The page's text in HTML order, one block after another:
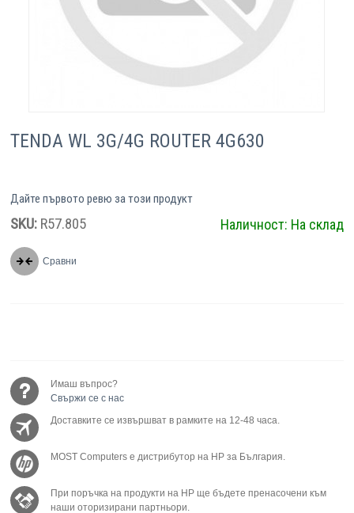
Смартфони
TENDA WL 3G/4G ROUTER 4G630
Дайте първото ревю за този продукт
SKU: R57.805 Наличност: На склад
Сравни
Имаш въпрос?
Свържи се с нас
Доставките се извършват в рамките на 12-48 часа.
MOST Computers е дистрибутор на HP за България.
При поръчка на продукти на HP ще бъдете пренасочени към
наши оторизирани партньори.